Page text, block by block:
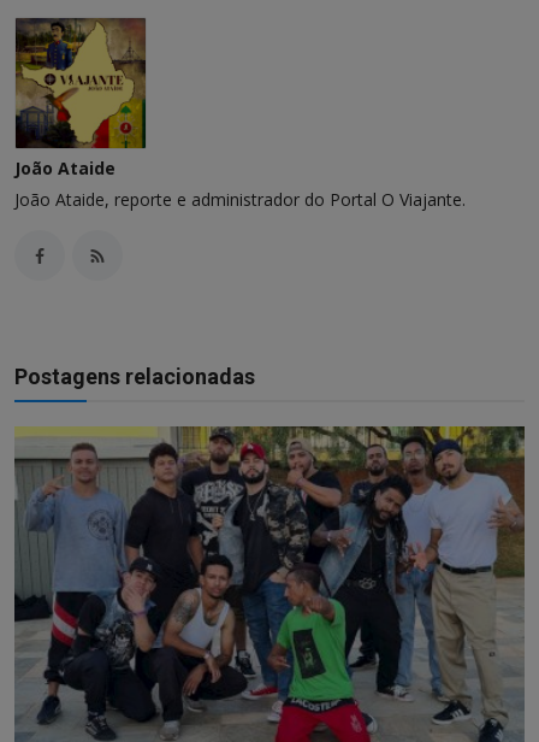
João Ataide
João Ataide, reporte e administrador do Portal O Viajante.
Postagens relacionadas